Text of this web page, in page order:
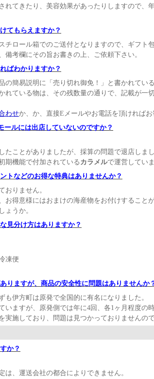
れてきたり、美容効果があったりしますので、
てもらえますか？
チロール箱でのご送付となりますので、ギフト
備考欄にその旨お書きの上、ご依頼下さい。
ばわかりますか？
の簡易説明に「売り切れ御免！」と書かれてい
れている物は、その残数量の通りで、記載が一
わせか、か、直接Eメールやお電話を頂ければお
ールには出店していないのですか？
たことがありましたが、採算の問題で退店しまし
期機能で付加されている カラメルで運営していま
トなどのお得な特典はありませんか？
おりません。
お得意様にはおまけの海産物をお付けすることが
ょうか。
見分け方はありますか？
凍便
りますが、商品の安全性に問題はありませんか
も伊方町は原発で全国的に有名になりました。
いますが、原発側では年に4回、各1ヶ月程度の
実施しており、問題は見つかっておりませんの
か？
は、運送会社の都合によりできません。